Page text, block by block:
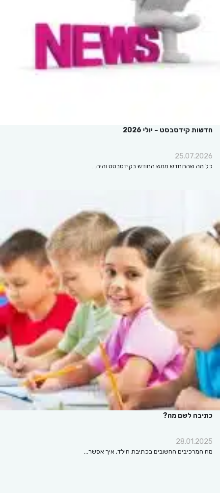
חדשות קידסבסט – יולי 2026
25.07.2026
כל מה שהתחדש ממש החודש בקידסבסט והיה…
כתיבה לשם מה?
28.01.2025
מה המרכיבים החשובים בכתיבת הילד, איך אפשר…